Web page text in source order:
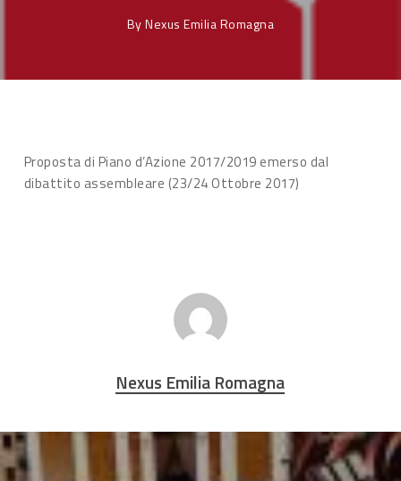
By Nexus Emilia Romagna
Proposta di Piano d’Azione 2017/2019 emerso dal
dibattito assembleare (23/24 Ottobre 2017)
Nexus Emilia Romagna